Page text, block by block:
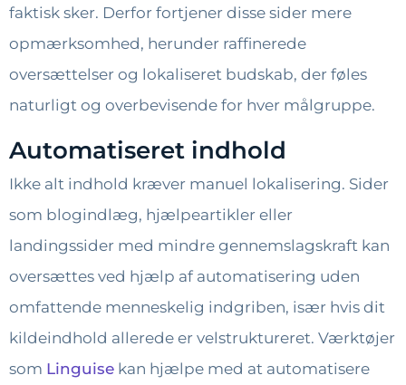
faktisk sker. Derfor fortjener disse sider mere
opmærksomhed, herunder raffinerede
oversættelser og lokaliseret budskab, der føles
naturligt og overbevisende for hver målgruppe.
Automatiseret indhold
Ikke alt indhold kræver manuel lokalisering. Sider
som blogindlæg, hjælpeartikler eller
landingssider med mindre gennemslagskraft kan
oversættes ved hjælp af automatisering uden
omfattende menneskelig indgriben, især hvis dit
kildeindhold allerede er velstruktureret. Værktøjer
som Linguise kan hjælpe med at automatisere